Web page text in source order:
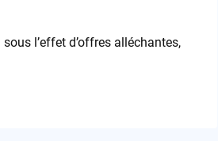
l’effet d’offres alléchantes,